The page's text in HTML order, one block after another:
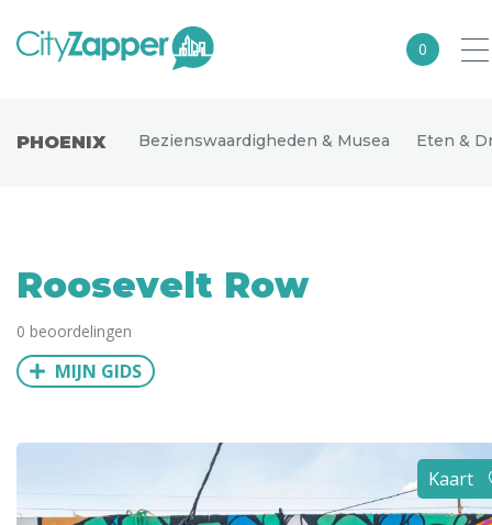
0
Europa
Noord-Amerika
Azië
Uitgelichte bestemmingen
Alle steden
PHOENIX Bezienswaardigheden & Musea Eten &
Roosevelt Row
0 beoordelingen
MIJN GIDS
Kaart